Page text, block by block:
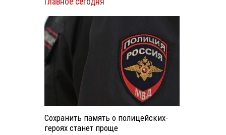
Сохранить память о полицейских-
героях станет проще